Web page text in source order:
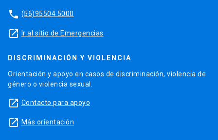
phone (56)95504 5000
launch Ir al sitio de Emergencias
DISCRIMINACIÓN Y VIOLENCIA
Orientación y apoyo en casos de discriminación, violencia de
género o violencia sexual.
launch Contacto para apoyo
launch Más orientación